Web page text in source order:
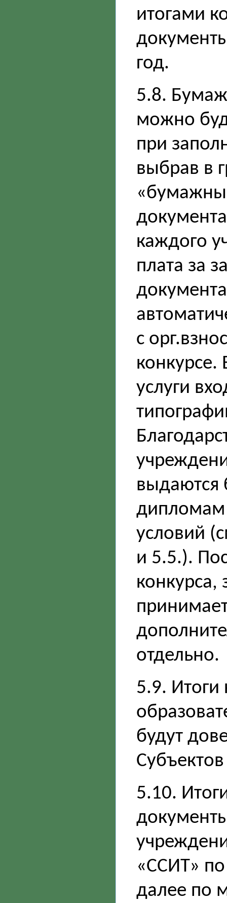
итогами
год.
5.8.
можно
при
выбрав в
каждого
плата за
с
конкурсе.
услуги
условий
и 5.5.).
отдельно.
5.9. Итоги
будут
5.10.
«ССИТ»
далее по